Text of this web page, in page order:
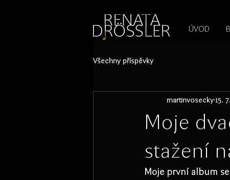
ÚVOD
Všechny příspěvky
Moje
stažení
martinvosecky 15.
Moje první album